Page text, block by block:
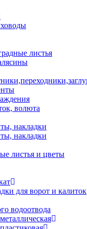
листья
волюта
накладки
накладки
листья и цветы
для ворот и калиток
водоотвода